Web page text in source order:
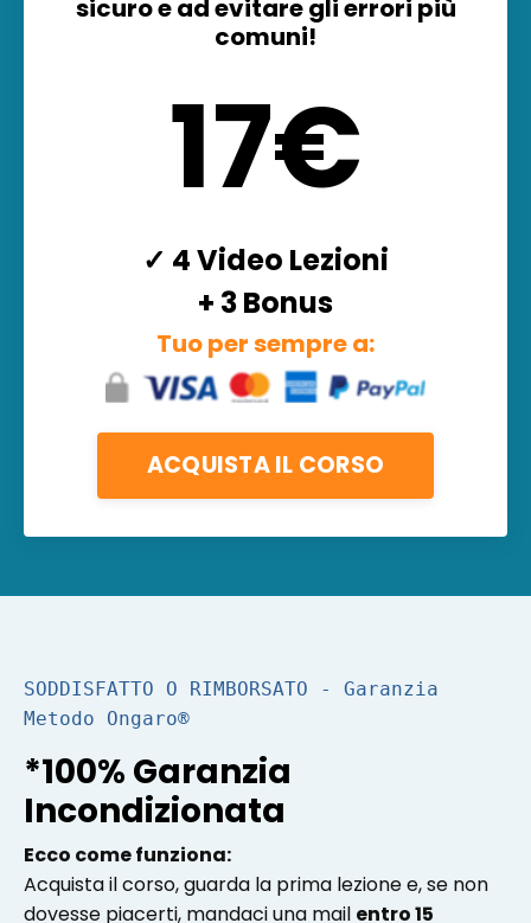
sicuro e ad evitare gli errori più
comuni!
17€
✓ 4Video Lezioni
+ 3 Bonus
Tuo per sempre a:
ACQUISTA IL CORSO
SODDISFATTO O RIMBORSATO - Garanzia
Metodo Ongaro®
*100% Garanzia
Incondizionata
Ecco come funziona:
Acquista il corso, guarda la prima lezione e, se non
dovesse piacerti, mandaci una mail entro 15